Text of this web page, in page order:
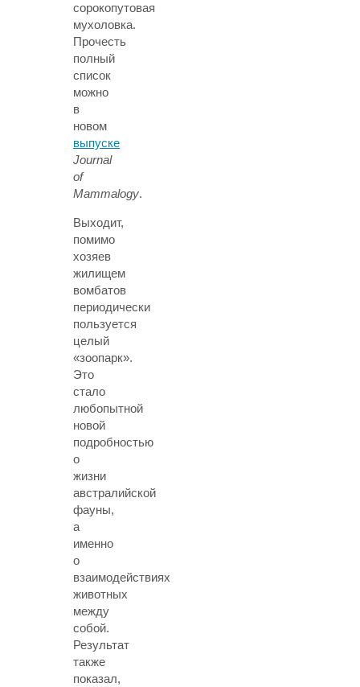
сорокопутовая
мухоловка.
Прочесть
полный
список
можно
в
новом
выпуске
Journal
of
Mammalogy.
Выходит,
помимо
хозяев
жилищем
вомбатов
периодически
пользуется
целый
«зоопарк».
Это
стало
любопытной
новой
подробностью
о
жизни
австралийской
фауны,
а
именно
о
взаимодействиях
животных
между
собой.
Результат
также
показал,